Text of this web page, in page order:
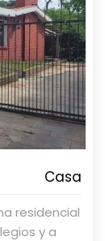
Casa
residencial
y a